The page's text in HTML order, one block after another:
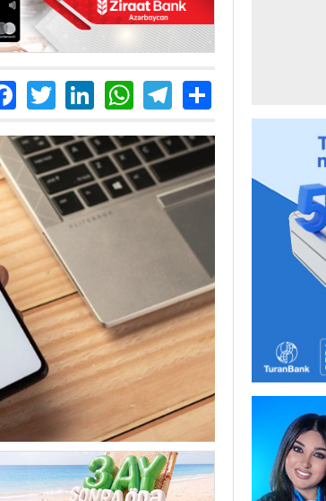
Facebook
TwitterLinkedIn
WhatsApp
Telegram
Share